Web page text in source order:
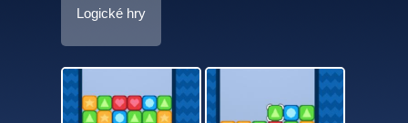
Logické hry